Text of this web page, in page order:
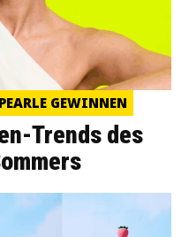
GEWINNEN
Trends des